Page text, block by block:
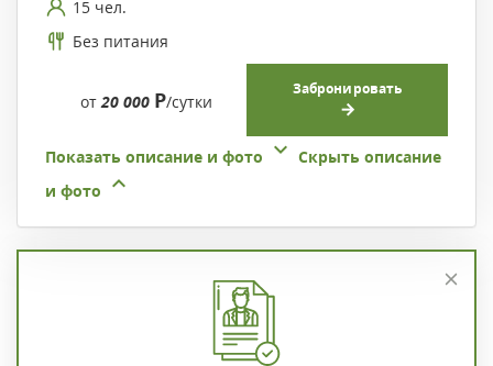
15 чел.
Без питания
от20 000 Р/сутки
Забронировать
Показать описание и фото
Скрыть описание
и фото